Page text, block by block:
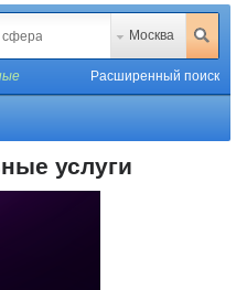
Москва
Расширенный поиск
услуги